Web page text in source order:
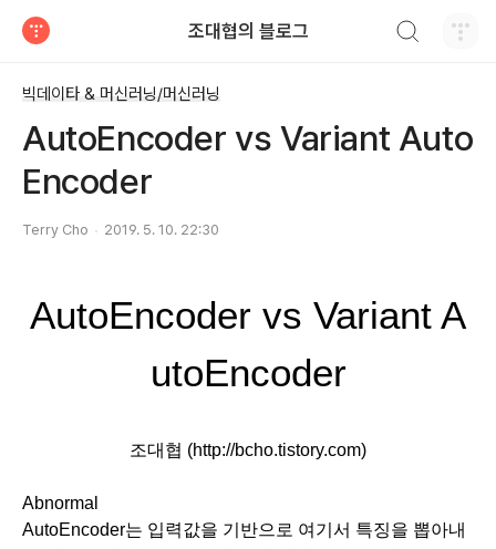
조대협의 블로그
빅데이타 & 머신러닝/머신러닝
AutoEncoder vs Variant Auto
Encoder
Terry Cho 2019. 5. 10. 22:30
AutoEncoder vs Variant A
utoEncoder
조대협 (http://bcho.tistory.com)
Abnormal
AutoEncoder는 입력값을 기반으로 여기서 특징을 뽑아내